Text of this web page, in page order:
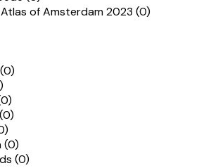
of Amsterdam 2023 (0)
(0)
(0)
(0)
(0)